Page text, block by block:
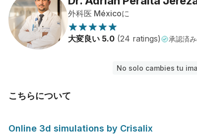
外科医 Méxicoに
大変良い 5.0 (24 ratings) 承認済
No solo cambies tu
こちらについて
Online 3d simulations by Crisalix